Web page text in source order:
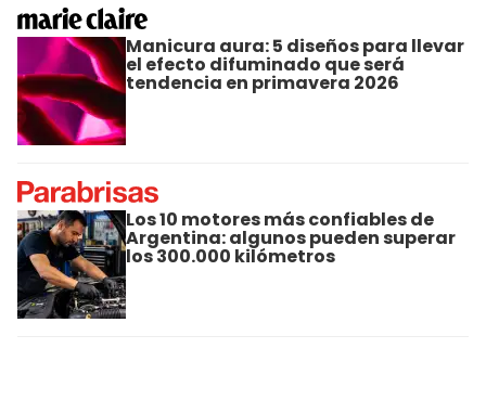
Manicura aura: 5 diseños para llevar
el efecto difuminado que será
tendencia en primavera 2026
Los 10 motores más confiables de
Argentina: algunos pueden superar
los 300.000 kilómetros